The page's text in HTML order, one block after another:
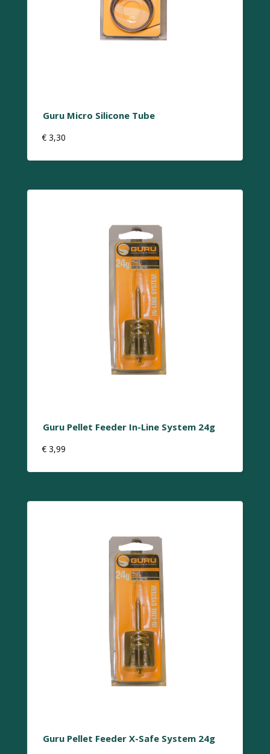
Guru Micro Silicone Tube
€ 3,30
Guru Pellet Feeder In-Line System 24g
€ 3,99
Guru Pellet Feeder X-Safe System 24g